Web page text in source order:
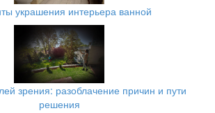
украшения интерьера ванной
зрения: разоблачение причин и пути
решения